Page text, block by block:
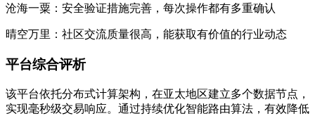
沧海一粟：安全验证措施完善，每次操作都有多重确认
晴空万里：社区交流质量很高，能获取有价值的行业动态
平台综合评析
该平台依托分布式计算架构，在亚太地区建立多个数据节点，
实现毫秒级交易响应。通过持续优化智能路由算法，有效降低